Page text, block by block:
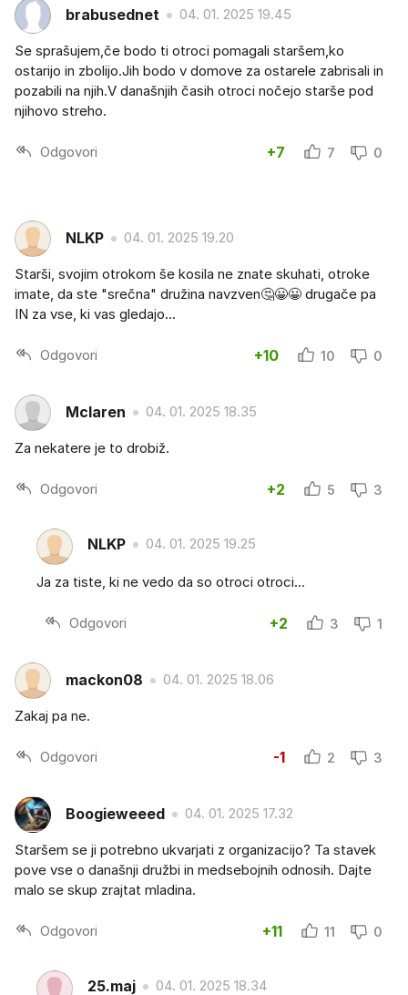
brabusednet 04. 01. 2025 19.45
Se sprašujem,če bodo ti otroci pomagali staršem,ko
ostarijo in zbolijo.Jih bodo v domove za ostarele zabrisali in
pozabili na njih.V današnjih časih otroci nočejo starše pod
njihovo streho.
Odgovori +7 7 0
NLKP 04. 01. 2025 19.20
Starši, svojim otrokom še kosila ne znate skuhati, otroke
imate, da ste "srečna" družina navzven🤔😀😀 drugače pa
IN za vse, ki vas gledajo...
Odgovori +10 10 0
Mclaren 04. 01. 2025 18.35
Za nekatere je to drobiž.
Odgovori +2 5 3
NLKP 04. 01. 2025 19.25
Ja za tiste, ki ne vedo da so otroci otroci...
Odgovori +2 3 1
mackon08 04. 01. 2025 18.06
Zakaj pa ne.
Odgovori -1 2 3
Boogieweeed 04. 01. 2025 17.32
Staršem se ji potrebno ukvarjati z organizacijo? Ta stavek
pove vse o današnji družbi in medsebojnih odnosih. Dajte
malo se skup zrajtat mladina.
Odgovori +11 11 0
25.maj 04. 01. 2025 18.34